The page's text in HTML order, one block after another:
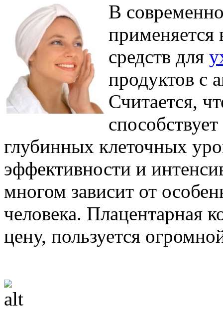
В
применяется
средств для
продуктов с
Считается,
глубинных клеточных
эффективности и
многом зависит от
человека. Плацентарная
цену, пользуется